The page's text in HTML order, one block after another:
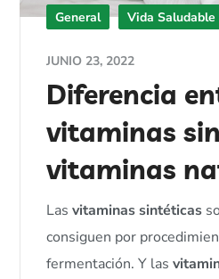
General Vida Saludable
JUNIO 23, 2022
Diferencia
vitaminas
vitaminas
Lasvitaminas sintéticas
consiguen por
fermentación. Y las